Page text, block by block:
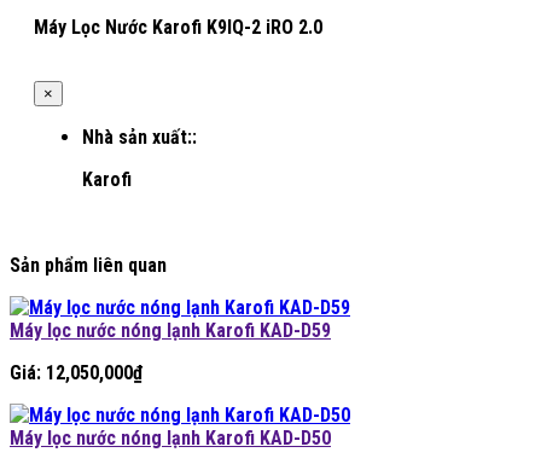
Máy Lọc Nước Karofi K9IQ-2 iRO 2.0
×
Nhà sản xuất::
Karofi
Sản phẩm liên quan
Máy lọc nước nóng lạnh Karofi KAD-D59
Giá: 12,050,000₫
Máy lọc nước nóng lạnh Karofi KAD-D50